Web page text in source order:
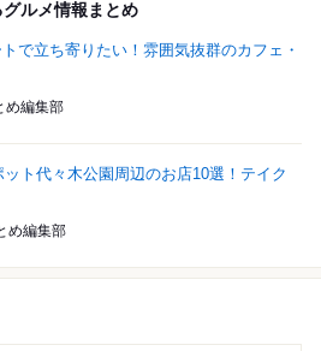
ルメ情報まとめ
で立ち寄りたい！雰囲気抜群のカフェ・
め編集部
ット代々木公園周辺のお店10選！テイク
め編集部